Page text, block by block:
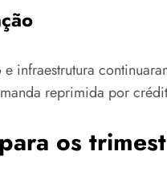
infraestrutura
reprimida por
os